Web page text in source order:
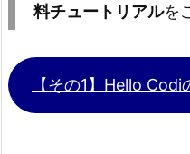
料チュートリアルを
【その1】 Hello Codi